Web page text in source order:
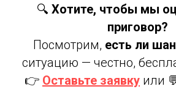
🔍 Хотите, чтобы мы
приговор?
Посмотрим, есть ли
ситуацию — честно,
👉 Оставьте заявку или